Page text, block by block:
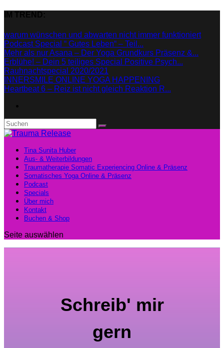
IM TREND:
warum wünschen und abwarten nicht immer funktioniert
Podcast Special “ Gutes Leben“ – Teil...
Mehr als nur Asana – Der Yoga Grundkurs Präsenz &...
Erblühe! – Dein 5 teiliges Special Positive Psych...
Rauhnachtspecial 2020/2021
INNERSMILE ONLINE YOGA HAPPENING
Heartbeat 6 – Reiz ist nicht gleich Reaktion R...
Tina Sunita Huber
Aus- & Weiterbildungen
Traumatherapie Somatic Experiencing Online & Präsenz
Somatisches Yoga Online & Präsenz
Podcast
Specials
Über mich
Kontakt
Buchen & Shop
Seite auswählen
Schreib' mir
gern